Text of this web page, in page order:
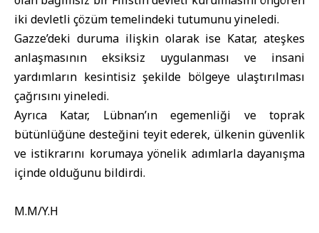
iki devletli çözüm temelindeki tutumunu yineledi.
Gazze’deki duruma ilişkin olarak ise Katar, ateşkes
anlaşmasının eksiksiz uygulanması ve insani
yardımların kesintisiz şekilde bölgeye ulaştırılması
çağrısını yineledi.
Ayrıca Katar, Lübnan’ın egemenliği ve toprak
bütünlüğüne desteğini teyit ederek, ülkenin güvenlik
ve istikrarını korumaya yönelik adımlarla dayanışma
içinde olduğunu bildirdi.
M.M/Y.H